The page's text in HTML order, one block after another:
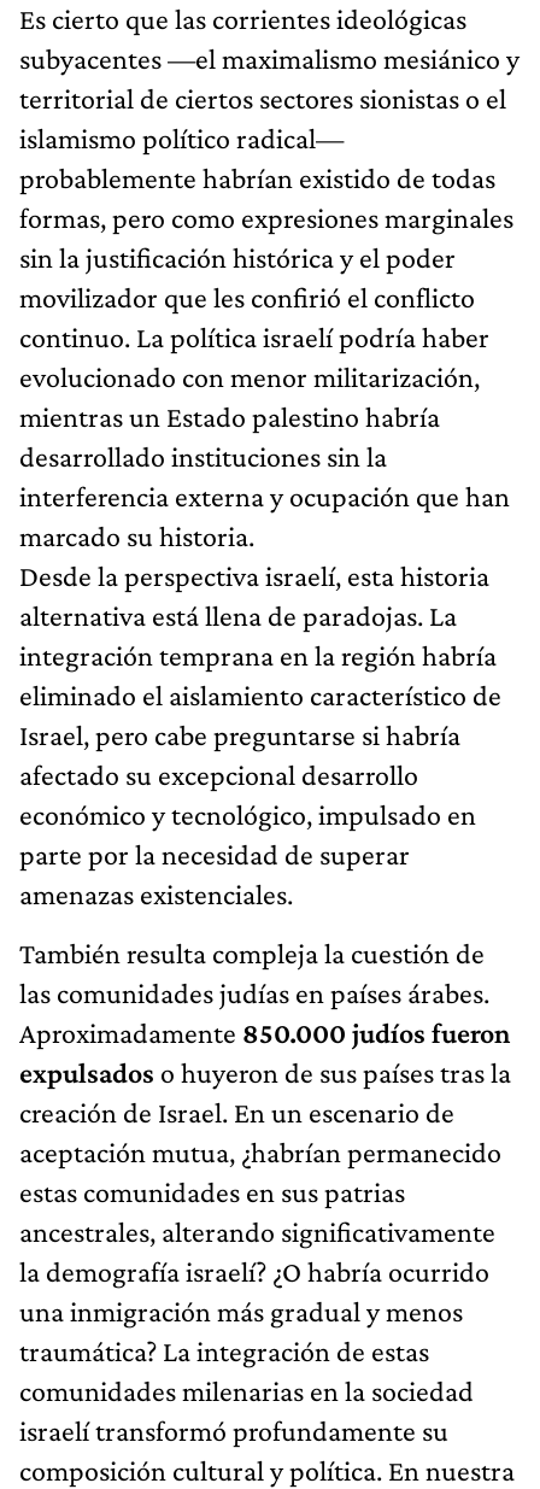
Es cierto que las corrientes ideológicas
subyacentes —el maximalismo mesiánico y
territorial de ciertos sectores sionistas o el
islamismo político radical—
probablemente habrían existido de todas
formas, pero como expresiones marginales
sin la justificación histórica y el poder
movilizador que les confirió el conflicto
continuo. La política israelí podría haber
evolucionado con menor militarización,
mientras un Estado palestino habría
desarrollado instituciones sin la
interferencia externa y ocupación que han
marcado su historia.
Desde la perspectiva israelí, esta historia
alternativa está llena de paradojas. La
integración temprana en la región habría
eliminado el aislamiento característico de
Israel, pero cabe preguntarse si habría
afectado su excepcional desarrollo
económico y tecnológico, impulsado en
parte por la necesidad de superar
amenazas existenciales.
También resulta compleja la cuestión de
las comunidades judías en países árabes.
Aproximadamente 850.000 judíos fueron
expulsados o huyeron de sus países tras la
creación de Israel. En un escenario de
aceptación mutua, ¿habrían permanecido
estas comunidades en sus patrias
ancestrales, alterando significativamente
la demografía israelí? ¿O habría ocurrido
una inmigración más gradual y menos
traumática? La integración de estas
comunidades milenarias en la sociedad
israelí transformó profundamente su
composición cultural y política. En nuestra